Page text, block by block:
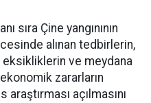
sıra Çine yangınının
alınan tedbirlerin,
ve meydana
zararların
araştırması açılmasını